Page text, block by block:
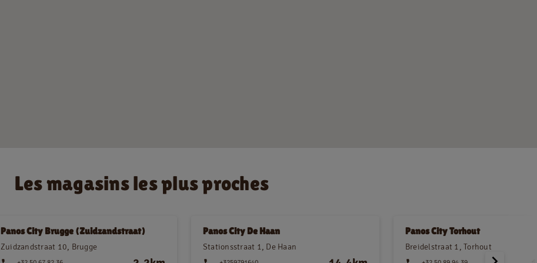
Les magasins les plus proches
Panos City Brugge (Zuidzandstraat)
Zuidzandstraat 10, Brugge
Panos City De Haan
Stationsstraat 1, De Haan
Panos City Torhout
Breidelstraat 1, Torhout